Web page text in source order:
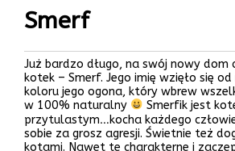
Smerf
Już bardzo długo, na swój nowy
kotek – Smerf. Jego imię wzięło się od
koloru jego ogona, który wbrew
w 100% naturalny
Smerfik jest
przytulastym…kocha każdego
sobie za grosz agresji. Świetnie też
kotami. Nawet te charakterne i